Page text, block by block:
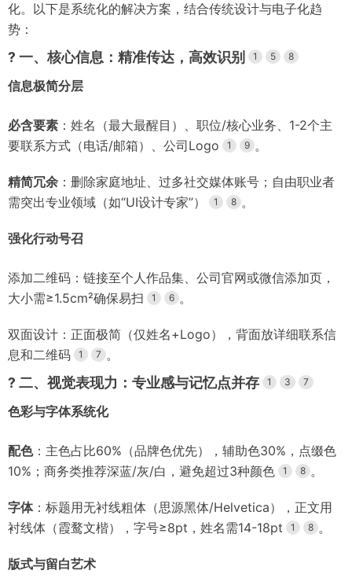
化。以下是系统化的解决方案，结合传统设计与电子化趋
势：
? 一、核心信息：精准传达，高效识别 1 5 8
信息极简分层
必含要素 ：姓名（最大最醒目）、职位/核心业务、1-2个主
要联系方式（电话/邮箱）、公司Logo
1 9 。
精简冗余 ：删除家庭地址、过多社交媒体账号；自由职业者
需突出专业领域（如“UI设计专家”）
1 8 。
强化行动号召
添加二维码：链接至个人作品集、公司官网或微信添加页，
大小需≥1.5cm²确保易扫
1 6 。
双面设计：正面极简（仅姓名+Logo），背面放详细联系信
息和二维码
1 7 。
? 二、视觉表现力：专业感与记忆点并存 1 3 7
色彩与字体系统化
配色：主色占比60%（品牌色优先），辅助色30%，点缀色
10%；商务类推荐深蓝/灰/白，避免超过3种颜色
1 8 。
字体：标题用无衬线粗体（思源黑体/Helvetica），正文用
衬线体（霞鹜文楷），字号≥8pt，姓名需14-18pt
1 8 。
版式与留白艺术